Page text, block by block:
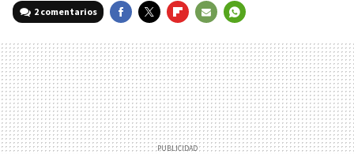
2 comentarios
MAIL